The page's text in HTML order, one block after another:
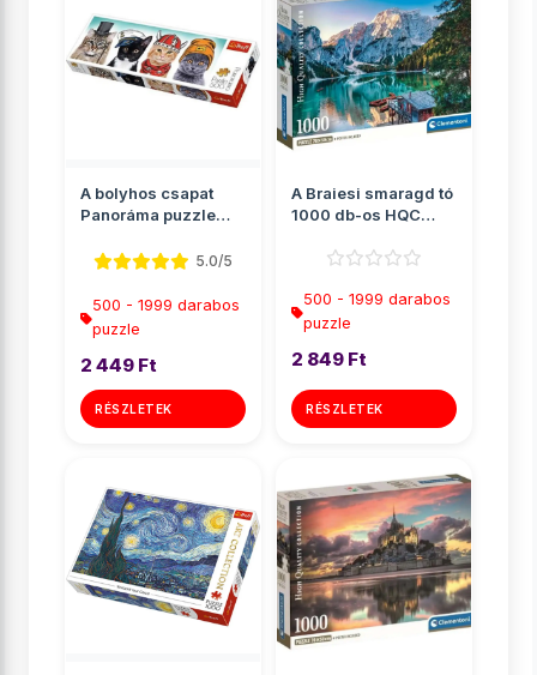
A bolyhos csapat
Panoráma puzzle
5.0/5
500 - 1999 darabos
puzzle
2 449 Ft
RÉSZLETEK
A Braiesi smaragd tó
1000 db-os HQC
Cle...
500 - 1999 darabos
puzzle
2 849 Ft
RÉSZLETEK